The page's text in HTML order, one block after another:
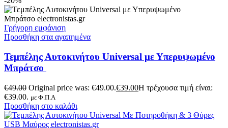
Γρήγορη εμφάνιση
Προσθήκη στα αγαπημένα
Τεμπέλης Αυτοκινήτου Universal με Υπερυψωμένο
Μπράτσο
€49.00 Original price was: €49.00.€39.00Η τρέχουσα τιμή είναι:
€39.00. με Φ.Π.Α
Προσθήκη στο καλάθι